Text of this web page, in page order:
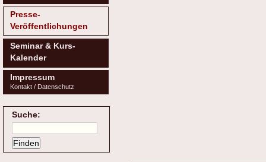
Presse-
Veröffentlichungen
Seminar & Kurs-
Kalender
Impressum
Kontakt / Datenschutz
Suche: